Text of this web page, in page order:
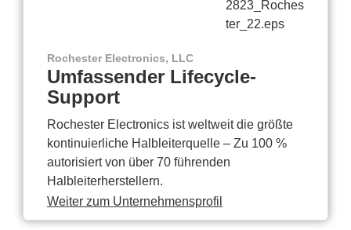
Rochester Electronics, LLC
Umfassender Lifecycle-
Support
Rochester Electronics ist weltweit die größte
kontinuierliche Halbleiterquelle – Zu 100 %
autorisiert von über 70 führenden
Halbleiterherstellern.
Weiter zum Unternehmensprofil